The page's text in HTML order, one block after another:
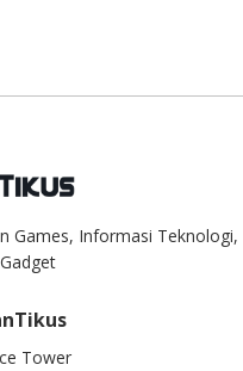
Games, Informasi Teknologi,
Tower